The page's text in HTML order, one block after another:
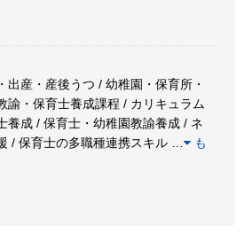
出産・産後うつ / 幼稚園・保育所・
諭・保育士養成課程 / カリキュラム
養成 / 保育士・幼稚園教諭養成 / ネ
/ 保育士の多職種連携スキル
も